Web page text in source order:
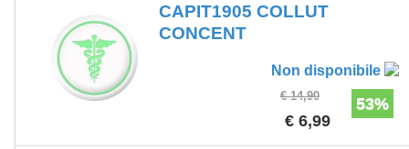
CAPIT1905 COLLUT
CONCENT
Non disponibile
53%
€ 14,90
€ 6,99